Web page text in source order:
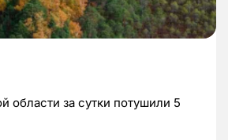
области за сутки потушили 5